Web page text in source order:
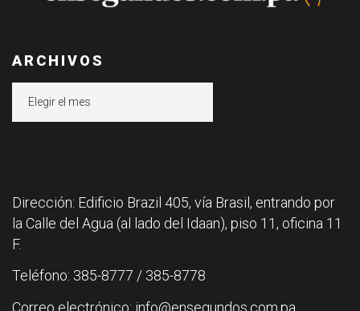
ARCHIVOS
Dirección: Edificio Brazil 405, vía Brasil, entrando por
la Calle del Agua (al lado del Idaan), piso 11, oficina 11
F.
Teléfono: 385-8777 / 385-8778
Correo electrónico: info@ensegundos.com.pa